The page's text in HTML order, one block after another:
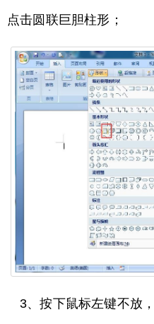
点击圆联巨胆柱形；
3、按下鼠标左键不放